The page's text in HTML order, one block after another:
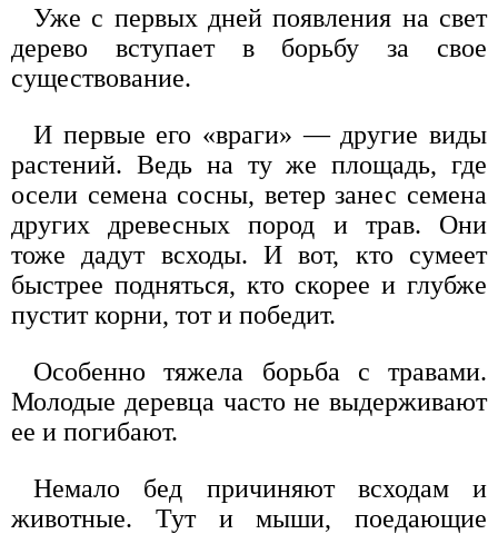
Уже с первых дней появления на свет
дерево вступает в борьбу за свое
существование.
И первые его «враги» — другие виды
растений. Ведь на ту же площадь, где
осели семена сосны, ветер занес семена
других древесных пород и трав. Они
тоже дадут всходы. И вот, кто сумеет
быстрее подняться, кто скорее и глубже
пустит корни, тот и победит.
Особенно тяжела борьба с травами.
Молодые деревца часто не выдерживают
ее и погибают.
Немало бед причиняют всходам и
животные. Тут и мыши, поедающие